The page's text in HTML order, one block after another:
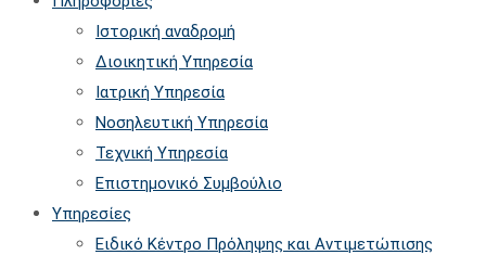
Ιστορική αναδρομή
Διοικητική Υπηρεσία
Ιατρική Υπηρεσία
Νοσηλευτική Υπηρεσία
Τεχνική Υπηρεσία
Επιστημονικό Συμβούλιο
Υπηρεσίες
Ειδικό Κέντρο Πρόληψης και Αντιμετώπισης